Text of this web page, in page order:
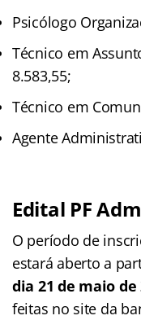
Psicólogo
Técnico em
8.583,55;
Técnico em
Agente
Edital PF
O período de
estará aberto a
dia 21 de maio de
feitas no site da